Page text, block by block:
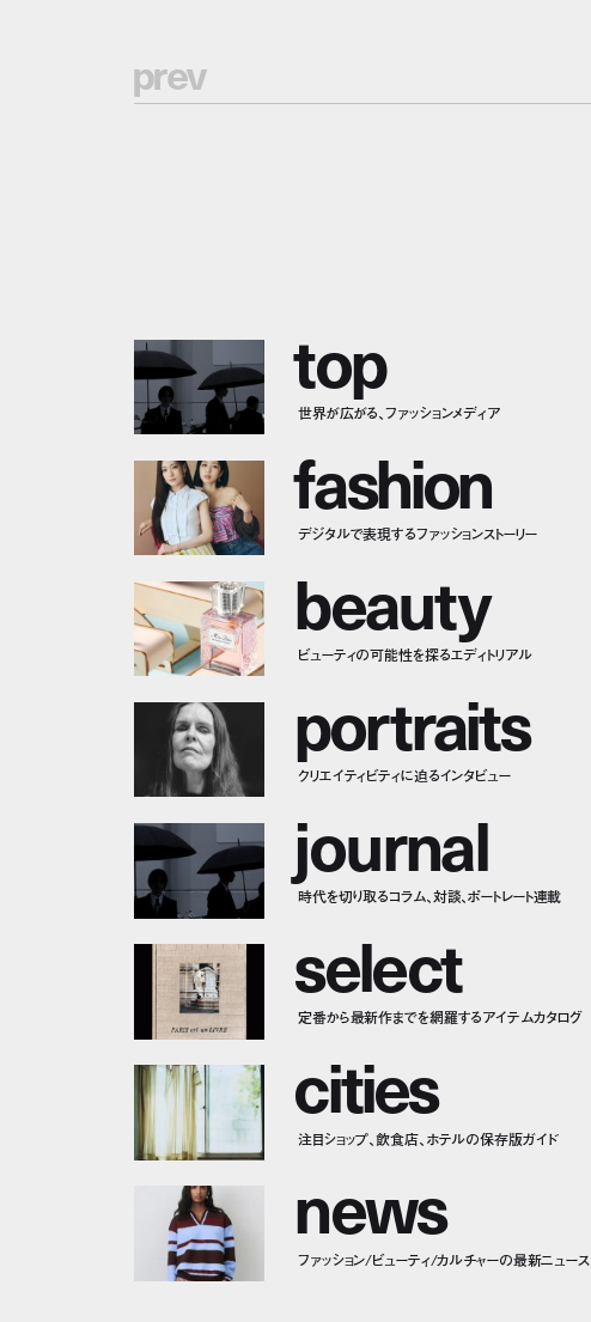
prev
top
世界が広がる、ファッションメディア
fashion
デジタルで表現するファッションストーリー
beauty
ビューティの可能性を探るエディトリアル
portraits
クリエイティビティに迫るインタビュー
journal
時代を切り取るコラム、対談、ポートレート連載
select
定番から最新作までを網羅するアイテムカタログ
cities
注目ショップ、飲食店、ホテルの保存版ガイド
news
ファッション/ビューティ/カルチャーの最新ニュース